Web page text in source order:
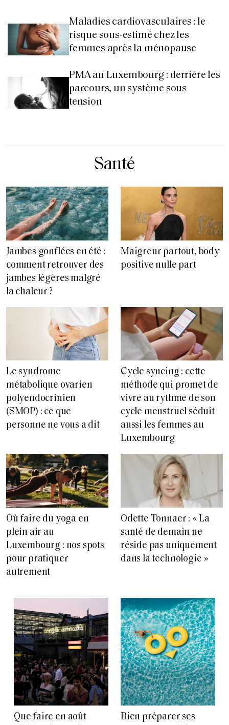
Maladies cardiovasculaires : le
risque sous-estimé chez les
femmes après la ménopause
PMA au Luxembourg : derrière les
parcours, un système sous
tension
Santé
Jambes gonflées en été :
comment retrouver des
jambes légères malgré
la chaleur ?
Maigreur partout, body
positive nulle part
Le syndrome
métabolique ovarien
polyendocrinien
(SMOP) : ce que
personne ne vous a dit
Cycle syncing : cette
méthode qui promet de
vivre au rythme de son
cycle menstruel séduit
aussi les femmes au
Luxembourg
Où faire du yoga en
plein air au
Luxembourg : nos spots
pour pratiquer
autrement
Odette Tonnaer : « La
santé de demain ne
réside pas uniquement
dans la technologie »
Que faire en août
Bien préparer ses